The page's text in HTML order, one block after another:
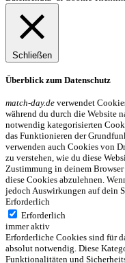
Schließen
Überblick zum Datenschutz
match-day.de verwendet
während du durch die Website
notwendig kategorisierten
das Funktionieren der
verwenden auch Cookies von
zu verstehen, wie du diese
Zustimmung in deinem
diese Cookies abzulehnen.
jedoch Auswirkungen auf dein
Erforderlich
Erforderlich
immer aktiv
Erforderliche Cookies sind für
absolut notwendig. Diese
Funktionalitäten und